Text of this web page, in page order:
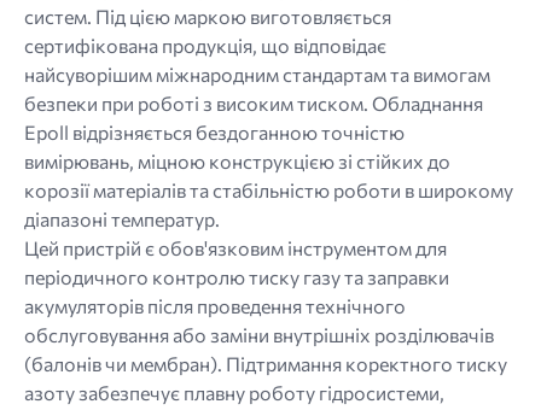
систем. Під цією маркою виготовляється
сертифікована продукція, що відповідає
найсуворішим міжнародним стандартам та вимогам
безпеки при роботі з високим тиском. Обладнання
Epoll відрізняється бездоганною точністю
вимірювань, міцною конструкцією зі стійких до
корозії матеріалів та стабільністю роботи в широкому
діапазоні температур.
Цей пристрій є обов'язковим інструментом для
періодичного контролю тиску газу та заправки
акумуляторів після проведення технічного
обслуговування або заміни внутрішніх розділювачів
(балонів чи мембран). Підтримання коректного тиску
азоту забезпечує плавну роботу гідросистеми,